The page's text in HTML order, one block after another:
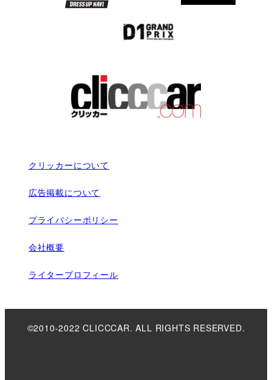
クリッカーについて
広告掲載について
プライバシーポリシー
会社概要
ライタープロフィール
©2010-2022 CLICCCAR. ALL RIGHTS RESERVED.